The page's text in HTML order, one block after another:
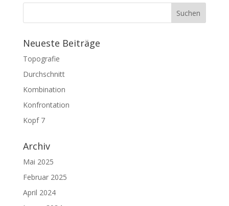
Neueste Beiträge
Topografie
Durchschnitt
Kombination
Konfrontation
Kopf 7
Archiv
Mai 2025
Februar 2025
April 2024